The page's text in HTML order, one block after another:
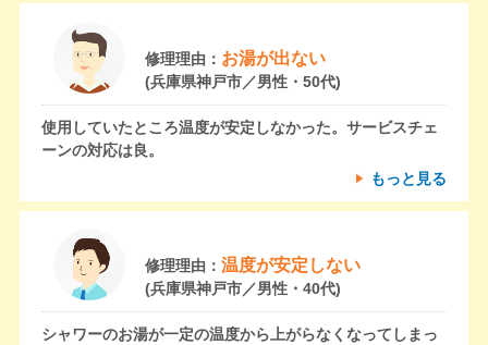
修理理由： お湯が出ない
(兵庫県神戸市／男性・50代)
使用していたところ温度が安定しなかった。サービスチェ
ーンの対応は良。
もっと見る
修理理由： 温度が安定しない
(兵庫県神戸市／男性・40代)
シャワーのお湯が一定の温度から上がらなくなってしまっ